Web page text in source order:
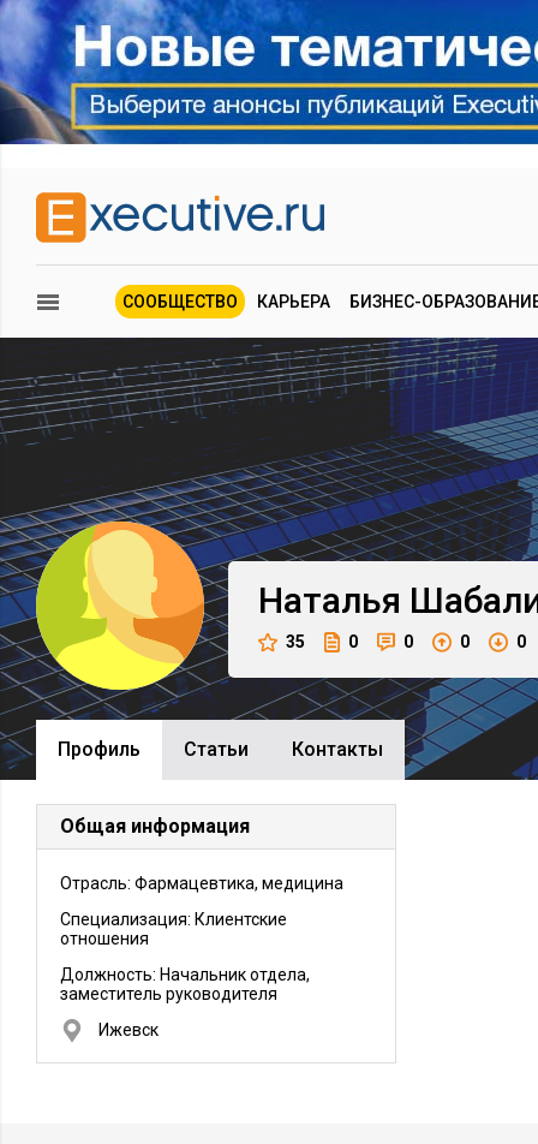
СООБЩЕСТВО КАРЬЕРА БИЗНЕС-
Наталья
35 0 0 0 0
Профиль Cтатьи Контакты
Общая информация
Отрасль: Фармацевтика, медицина
Специализация: Клиентские
отношения
Должность: Начальник отдела,
заместитель руководителя
Ижевск